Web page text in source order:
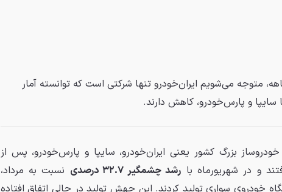
متوجه می‌شویم ایران‌خودرو تنها شرکتی است که توانسته آمار
سایپا و پارس‌خودرو، کاهش دارند.
بزرگ کشور یعنی ایران‌خودرو، سایپا و پارس‌خودرو، پس از
و در شهریورماه با رشد چشمگیر ۳۲.۷ درصدی
نسبت به مرداد،
۸۲ هزار و ۴۴۰ دستگاه خودروی سواری تولید کردند. این جهش تولید در حالی اتفاق افتاده